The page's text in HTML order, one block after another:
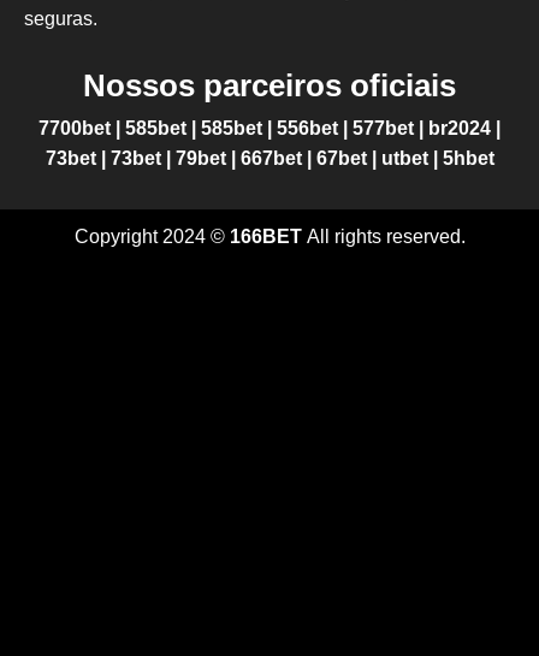
seguras.
Nossos parceiros oficiais
7700bet 585bet 585bet 556bet 577bet br2024
73bet| 73bet| 79bet| 667bet| 67bet| utbet| 5hbet
Copyright 2024 © 166BETAll rights reserved.